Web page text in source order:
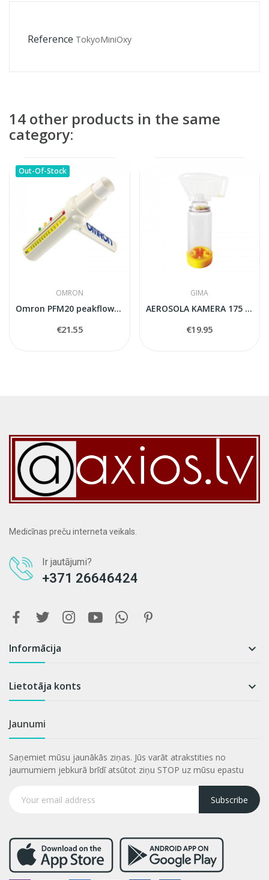
Reference TokyoMiniOxy
14 other products in the same
category:
Out-Of-Stock
OMRON
Omron PFM20 peakflowmeter
€21.55
GIMA
AEROSOLA KAMERA 175 ml - pieaugušajiem
€19.95
Medicīnas preču interneta veikals.
Ir jautājumi?
+371 26646424
Informācija 
Lietotāja konts 
Jaunumi
Saņemiet mūsu jaunākās ziņas. Jūs varāt atrakstities no
jaumumiem jebkurā brīdī atsūtot ziņu STOP uz mūsu epastu
Subscribe